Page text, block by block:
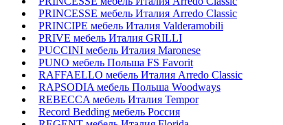
PRINCESSE мебель Италия Arredo Classic
PRINCIPE мебель Италия Valderamobili
PRIVE мебель Италия GRILLI
PUCCINI мебель Италия Maronese
PUNO мебель Польша FS Favorit
RAFFAELLO мебель Италия Arredo Classic
RAPSODIA мебель Польша Woodways
REBECCA мебель Италия Tempor
Record Bedding мебель Россия